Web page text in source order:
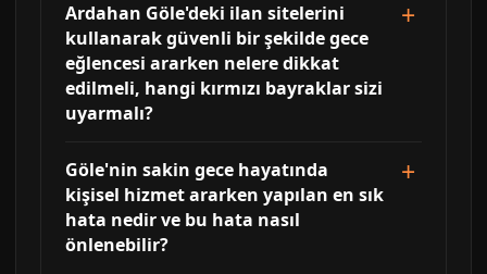
Ardahan Göle'deki ilan sitelerini
kullanarak güvenli bir şekilde gece
eğlencesi ararken nelere dikkat
edilmeli, hangi kırmızı bayraklar sizi
uyarmalı?
Göle'nin sakin gece hayatında
kişisel hizmet ararken yapılan en sık
hata nedir ve bu hata nasıl
önlenebilir?